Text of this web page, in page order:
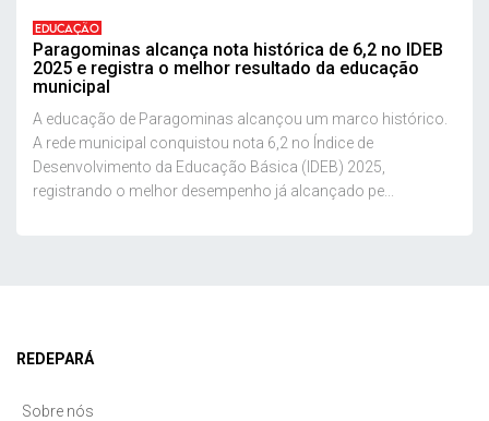
EDUCAÇÃO
Paragominas alcança nota histórica de 6,2 no IDEB
2025 e registra o melhor resultado da educação
municipal
A educação de Paragominas alcançou um marco histórico.
A rede municipal conquistou nota 6,2 no Índice de
Desenvolvimento da Educação Básica (IDEB) 2025,
registrando o melhor desempenho já alcançado pe...
REDEPARÁ
Sobre nós